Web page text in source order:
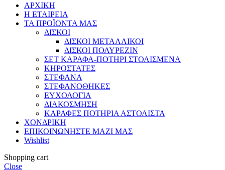
ΑΡΧΙΚΗ
Η ΕΤΑΙΡΕΙΑ
ΤΑ ΠΡΟΪΟΝΤΑ ΜΑΣ
ΔΙΣΚΟΙ
ΔΙΣΚΟΙ ΜΕΤΑΛΛΙΚΟΙ
ΔΙΣΚΟΙ ΠΟΛΥΡΕΖΙΝ
ΣΕΤ ΚΑΡΑΦΑ-ΠΟΤΗΡΙ ΣΤΟΛΙΣΜΕΝΑ
ΚΗΡΟΣΤΑΤΕΣ
ΣΤΕΦΑΝΑ
ΣΤΕΦΑΝΟΘΗΚΕΣ
ΕΥΧΟΛΟΓΙΑ
ΔΙΑΚΟΣΜΗΣΗ
ΚΑΡΑΦΕΣ ΠΟΤΗΡΙΑ ΑΣΤΟΛΙΣΤΑ
ΧΟΝΔΡΙΚΗ
ΕΠΙΚΟΙΝΩΝΗΣΤΕ ΜΑΖΙ ΜΑΣ
Wishlist
Shopping cart
Close